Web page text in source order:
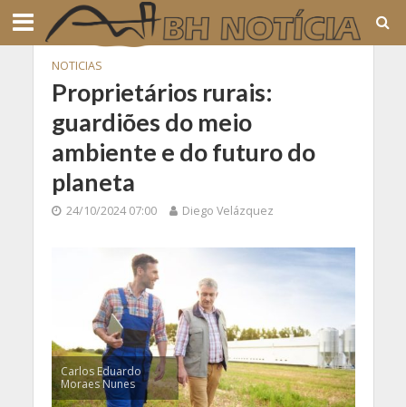
NOTICIAS
Proprietários rurais:
guardiões do meio
ambiente e do futuro do
planeta
24/10/2024 07:00 Diego Velázquez
Carlos Eduardo
Moraes Nunes